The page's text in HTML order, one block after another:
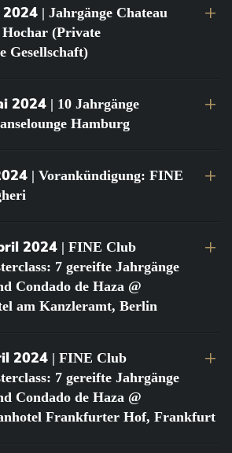
2024 | Jahrgänge Chateau
(Private
Gesellschaft)
2024 | 10 Jahrgänge
Hamburg
| Vorankündigung: FINE
2024 | FINE Club
7 gereifte Jahrgänge
Condado de Haza @
am Kanzleramt, Berlin
2024 | FINE Club
7 gereifte Jahrgänge
Condado de Haza @
Frankfurter Hof, Frankfurt